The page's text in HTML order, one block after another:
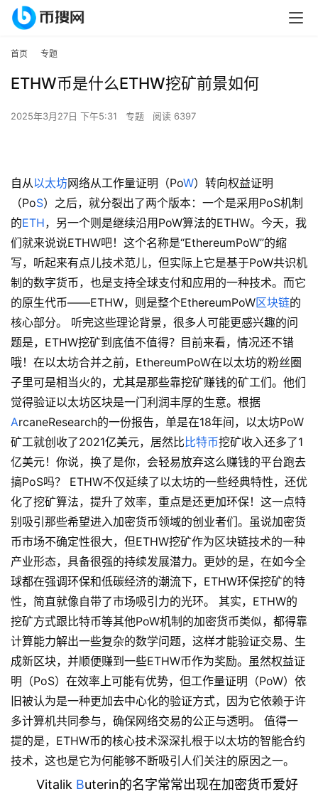
首页 专题
ETHW币是什么ETHW挖矿前景如何
2025年3月27日 下午5:31 专题 阅读 6397
自从以太坊网络从工作量证明（PoW）转向权益证明
（PoS）之后，就分裂出了两个版本：一个是采用PoS机制
的ETH，另一个则是继续沿用PoW算法的ETHW。今天，我
们就来说说ETHW吧！这个名称是“EthereumPoW”的缩
写，听起来有点儿技术范儿，但实际上它是基于PoW共识机
制的数字货币，也是支持全球支付和应用的一种技术。而它
的原生代币——ETHW，则是整个EthereumPoW区块链的
核心部分。 听完这些理论背景，很多人可能更感兴趣的问
题是，ETHW挖矿到底值不值得？目前来看，情况还不错
哦！在以太坊合并之前，EthereumPoW在以太坊的粉丝圈
子里可是相当火的，尤其是那些靠挖矿赚钱的矿工们。他们
觉得验证以太坊区块是一门利润丰厚的生意。根据
ArcaneResearch的一份报告，单是在18年间，以太坊PoW
矿工就创收了2021亿美元，居然比 比特币挖矿收入还多了1
亿美元！你说，换了是你，会轻易放弃这么赚钱的平台跑去
搞PoS吗？ ETHW不仅延续了以太坊的一些经典特性，还优
化了挖矿算法，提升了效率，重点是还更加环保！这一点特
别吸引那些希望进入加密货币领域的创业者们。虽说加密货
币市场不确定性很大，但ETHW挖矿作为区块链技术的一种
产业形态，具备很强的持续发展潜力。更妙的是，在如今全
球都在强调环保和低碳经济的潮流下，ETHW环保挖矿的特
性，简直就像自带了市场吸引力的光环。 其实，ETHW的
挖矿方式跟比特币等其他PoW机制的加密货币类似，都得靠
计算能力解出一些复杂的数学问题，这样才能验证交易、生
成新区块，并顺便赚到一些ETHW币作为奖励。虽然权益证
明（PoS）在效率上可能有优势，但工作量证明（PoW）依
旧被认为是一种更加去中心化的验证方式，因为它依赖于许
多计算机共同参与，确保网络交易的公正与透明。 值得一
提的是，ETHW币的核心技术深深扎根于以太坊的智能合约
技术，这也是它为何能够不断吸引人们关注的原因之一。
Vitalik Buterin的名字常常出现在加密货币爱好